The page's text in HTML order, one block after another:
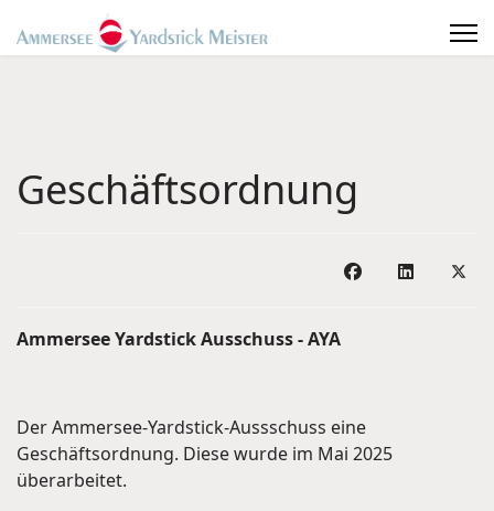
Geschäftsordnung
Ammersee Yardstick Ausschuss - AYA
Der Ammersee-Yardstick-Aussschuss eine
Geschäftsordnung. Diese wurde im Mai 2025
überarbeitet.